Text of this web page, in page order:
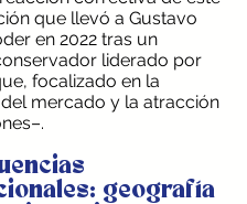
que llevó a Gustavo
en 2022 tras un
liderado por
focalizado en la
mercado y la atracción
geografía